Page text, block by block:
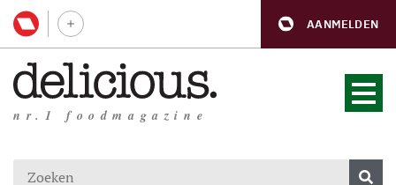
AANMELDEN
nr.1 foodmagazine